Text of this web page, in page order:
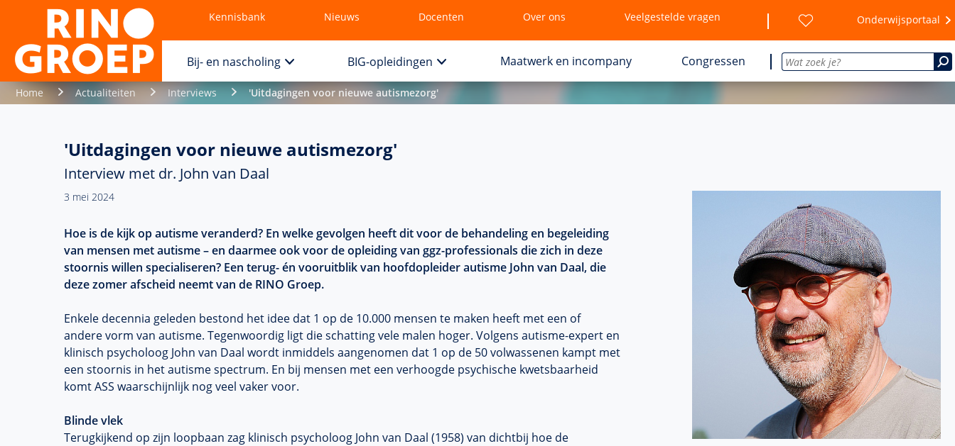
Kennisbank Nieuws Docenten Over ons Veelgestelde vragen Onderwijsportaal
Bij- en nascholing BIG-opleidingen Maatwerk en incompany Congressen
Home Actualiteiten Interviews 'Uitdagingen voor nieuwe autismezorg'
'Uitdagingen voor nieuwe autismezorg'
Interview met dr. John van Daal
3 mei 2024
Hoe is de kijk op autisme veranderd? En welke gevolgen heeft dit voor de behandeling en begeleiding
van mensen met autisme – en daarmee ook voor de opleiding van ggz-professionals die zich in deze
stoornis willen specialiseren? Een terug- én vooruitblik van hoofdopleider autisme John van Daal, die
deze zomer afscheid neemt van de RINO Groep.
Enkele decennia geleden bestond het idee dat 1 op de 10.000 mensen te maken heeft met een of
andere vorm van autisme. Tegenwoordig ligt die schatting vele malen hoger. Volgens autisme-expert en
klinisch psycholoog John van Daal wordt inmiddels aangenomen dat 1 op de 50 volwassenen kampt met
een stoornis in het autisme spectrum. En bij mensen met een verhoogde psychische kwetsbaarheid
komt ASS waarschijnlijk nog veel vaker voor.
Blinde vlek
Terugkijkend op zijn loopbaan zag klinisch psycholoog John van Daal (1958) van dichtbij hoe de